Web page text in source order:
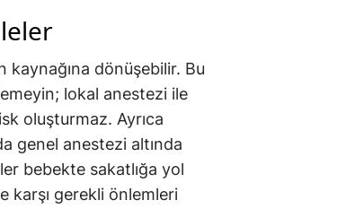
dönüşebilir. Bu
lokal anestezi ile
oluşturmaz. Ayrıca
genel anestezi altında
bebekte sakatlığa yol
karşı gerekli önlemleri